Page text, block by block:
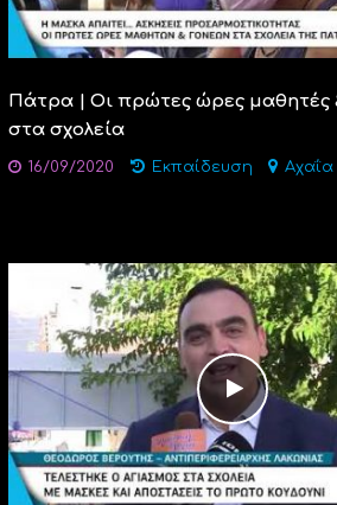
Πάτρα | Οι πρώτες ώρες μαθητές
στα σχολεία
16/09/2020 Εκπαίδευση Αχαΐα